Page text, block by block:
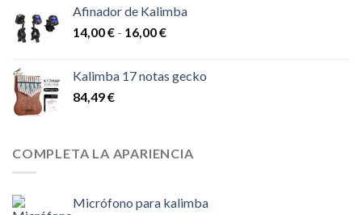
Afinador de Kalimba
14,00€ - 16,00€Rango
desde
Kalimba 17 notas gecko
84,49€
COMPLETA LA APARIENCIA
Micrófono para kalimba